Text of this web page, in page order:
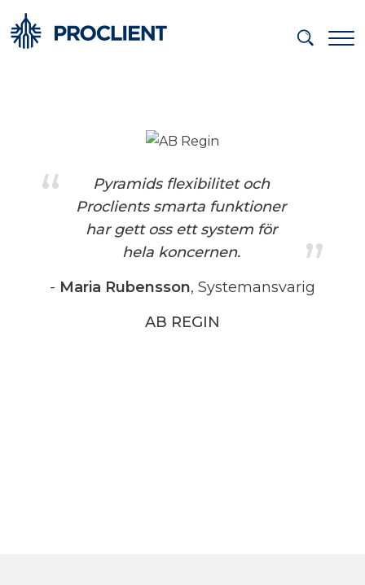
Pyramids flexibilitet och
Proclients smarta funktioner
har gett oss ett system för
hela koncernen.
Maria Rubensson Systemansvarig
AB REGIN